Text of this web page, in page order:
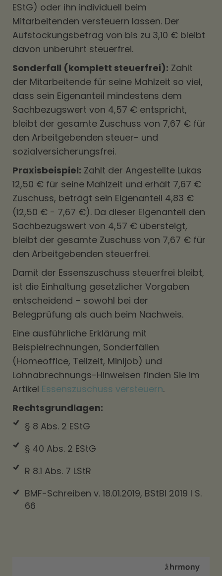
EStG) oder ihn individuell beim
Mitarbeitenden versteuern lassen. Der
Aufstockungsbetrag von bis zu 3,10 € bleibt
davon unberührt steuerfrei.
Sonderfall (komplett steuerfrei): Zahlt
der Mitarbeitende für seine Mahlzeit so viel,
dass sein Eigenanteil mindestens dem
Sachbezugswert von 4,57 € entspricht,
bleibt der gesamte Zuschuss von 7,67 € für
den Arbeitgebenden steuer- und
sozialversicherungsfrei.
Praxisbeispiel: Zahlt der Angestellte Lukas
12,50 € für seine Mahlzeit und erhält 7,67 €
Zuschuss, beträgt sein Eigenanteil 4,83 €
(12,50 € − 7,67 €). Da dieser Eigenanteil den
Sachbezugswert von 4,57 € übersteigt,
bleibt der gesamte Zuschuss von 7,67 € für
den Arbeitgebenden steuerfrei.
Damit der Essenszuschuss steuerfrei bleibt,
ist die Einhaltung gesetzlicher Vorgaben
entscheidend – sowohl bei der
Belegprüfung als auch beim Nachweis.
Eine ausführliche Erklärung mit
Beispielrechnungen, Sonderfällen
(Homeoffice, Teilzeit, Minijob) und
Lohnabrechnungs-Hinweisen finden Sie im
Artikel Essenszuschuss versteuern.
Rechtsgrundlagen:
§ 8 Abs. 2 EStG
§ 40 Abs. 2 EStG
R 8.1 Abs. 7 LStR
BMF-Schreiben v. 18.01.2019, BStBl 2019 I S.
66